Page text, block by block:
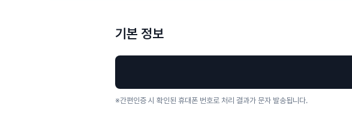
기본 정보
※간편인증 시 확인된 휴대폰 번호로 처리 결과가 문자 발송됩니다.